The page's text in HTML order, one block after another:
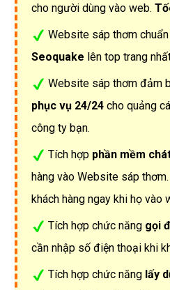
cho người dùng vào web.
Website sáp thơm chuẩn
Seoquake lên top trang
Website sáp thơm đảm
phục vụ 24/24 cho quảng
công ty bạn.
Tích hợp phần mềm
hàng vào Website sáp
khách hàng ngay khi họ vào
Tích hợp chức năng gọi
cần nhập số điện thoại khi
Tích hợp chức năng lấy